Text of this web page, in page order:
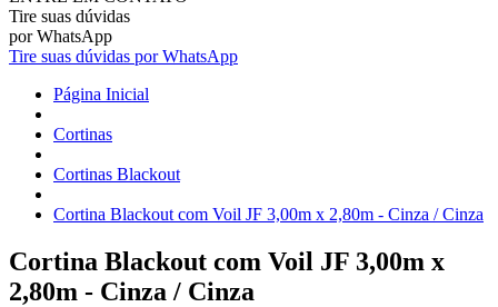
Tire suas dúvidas
por WhatsApp
Tire suas dúvidas por WhatsApp
Página Inicial
Cortinas
Cortinas Blackout
Cortina Blackout com Voil JF 3,00m x 2,80m - Cinza / Cinza
Cortina Blackout com Voil JF 3,00m x
2,80m - Cinza / Cinza